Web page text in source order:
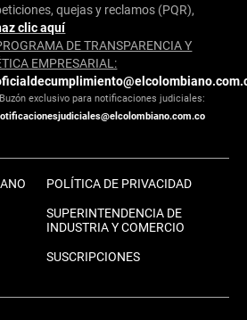
quejas y reclamos (PQR),
clic aquí
DE TRANSPARENCIA Y
EMPRESARIAL:
exclusivo para notificaciones judiciales:
POLÍTICA DE PRIVACIDAD
SUPERINTENDENCIA DE
INDUSTRIA Y COMERCIO
SUSCRIPCIONES